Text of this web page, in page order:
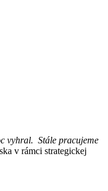
vyhral. Stále pracujeme
v rámci strategickej